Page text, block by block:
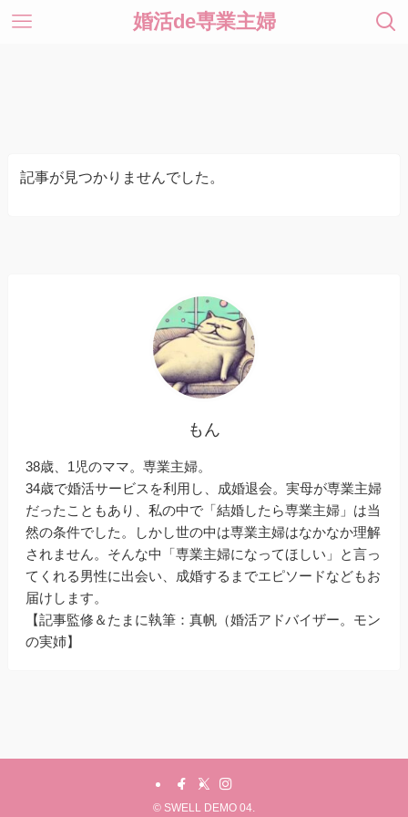
婚活de専業主婦
記事が見つかりませんでした。
もん
38歳、1児のママ。専業主婦。
34歳で婚活サービスを利用し、成婚退会。実母が専業主婦
だったこともあり、私の中で「結婚したら専業主婦」は当
然の条件でした。しかし世の中は専業主婦はなかなか理解
されません。そんな中「専業主婦になってほしい」と言っ
てくれる男性に出会い、成婚するまでエピソードなどもお
届けします。
【記事監修＆たまに執筆：真帆（婚活アドバイザー。モン
の実姉】
© SWELL DEMO 04.